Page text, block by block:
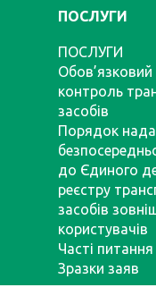
ПОСЛУГИ
ПОСЛУГИ
Обов’язковий
контроль
засобів
Порядок
до Єдиного
реєстру
засобів
користувачів
Часті питання
Зразки заяв